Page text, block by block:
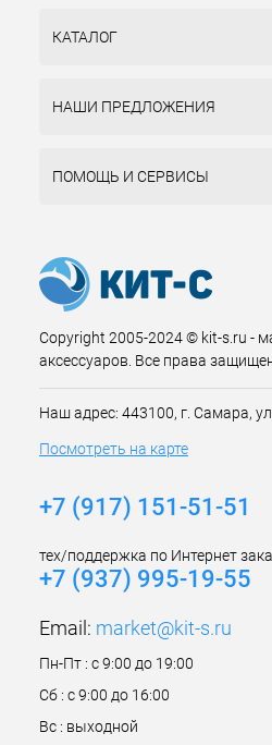
КАТАЛОГ
НАШИ ПРЕДЛОЖЕНИЯ
ПОМОЩЬ И СЕРВИСЫ
Copyright 2005-2024 © kit-s.ru -
аксессуаров. Все права
Наш адрес: 443100, г. Самара,
Посмотреть на карте
+7 (917) 151-51-51
тех/поддержка по Интернет
+7 (937) 995-19-55
Email: market@kit-s.ru
Пн-Пт : с 9:00 до 19:00
Сб : с 9:00 до 16:00
Вс : выходной